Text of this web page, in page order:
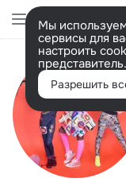
Мы
сервисы для
настроить
представитель.
Разрешить